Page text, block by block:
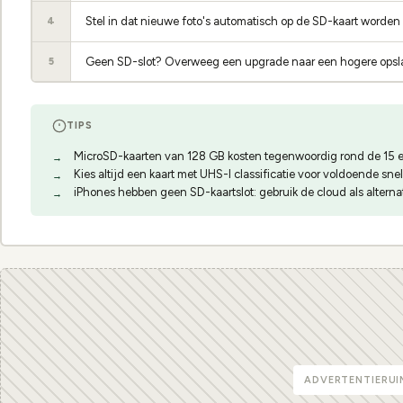
4 Stel in dat nieuwe foto's automatisch op de SD-kaart
5 Geen SD-slot? Overweeg een upgrade naar een hogere
TIPS
MicroSD-kaarten van 128 GB kosten tegenwoordig rond de 15
Kies altijd een kaart met UHS-I classificatie voor voldoende
iPhones hebben geen SD-kaartslot: gebruik de cloud als